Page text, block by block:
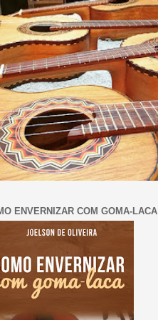
ENVERNIZAR COM GOMA-LACA